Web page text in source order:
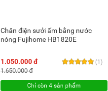
Chăn điện sưởi ấm bằng nước
nóng Fujihome HB1820E
(1)
1.050.000 đ
1.650.000 đ
Chỉ còn 4 sản phẩm